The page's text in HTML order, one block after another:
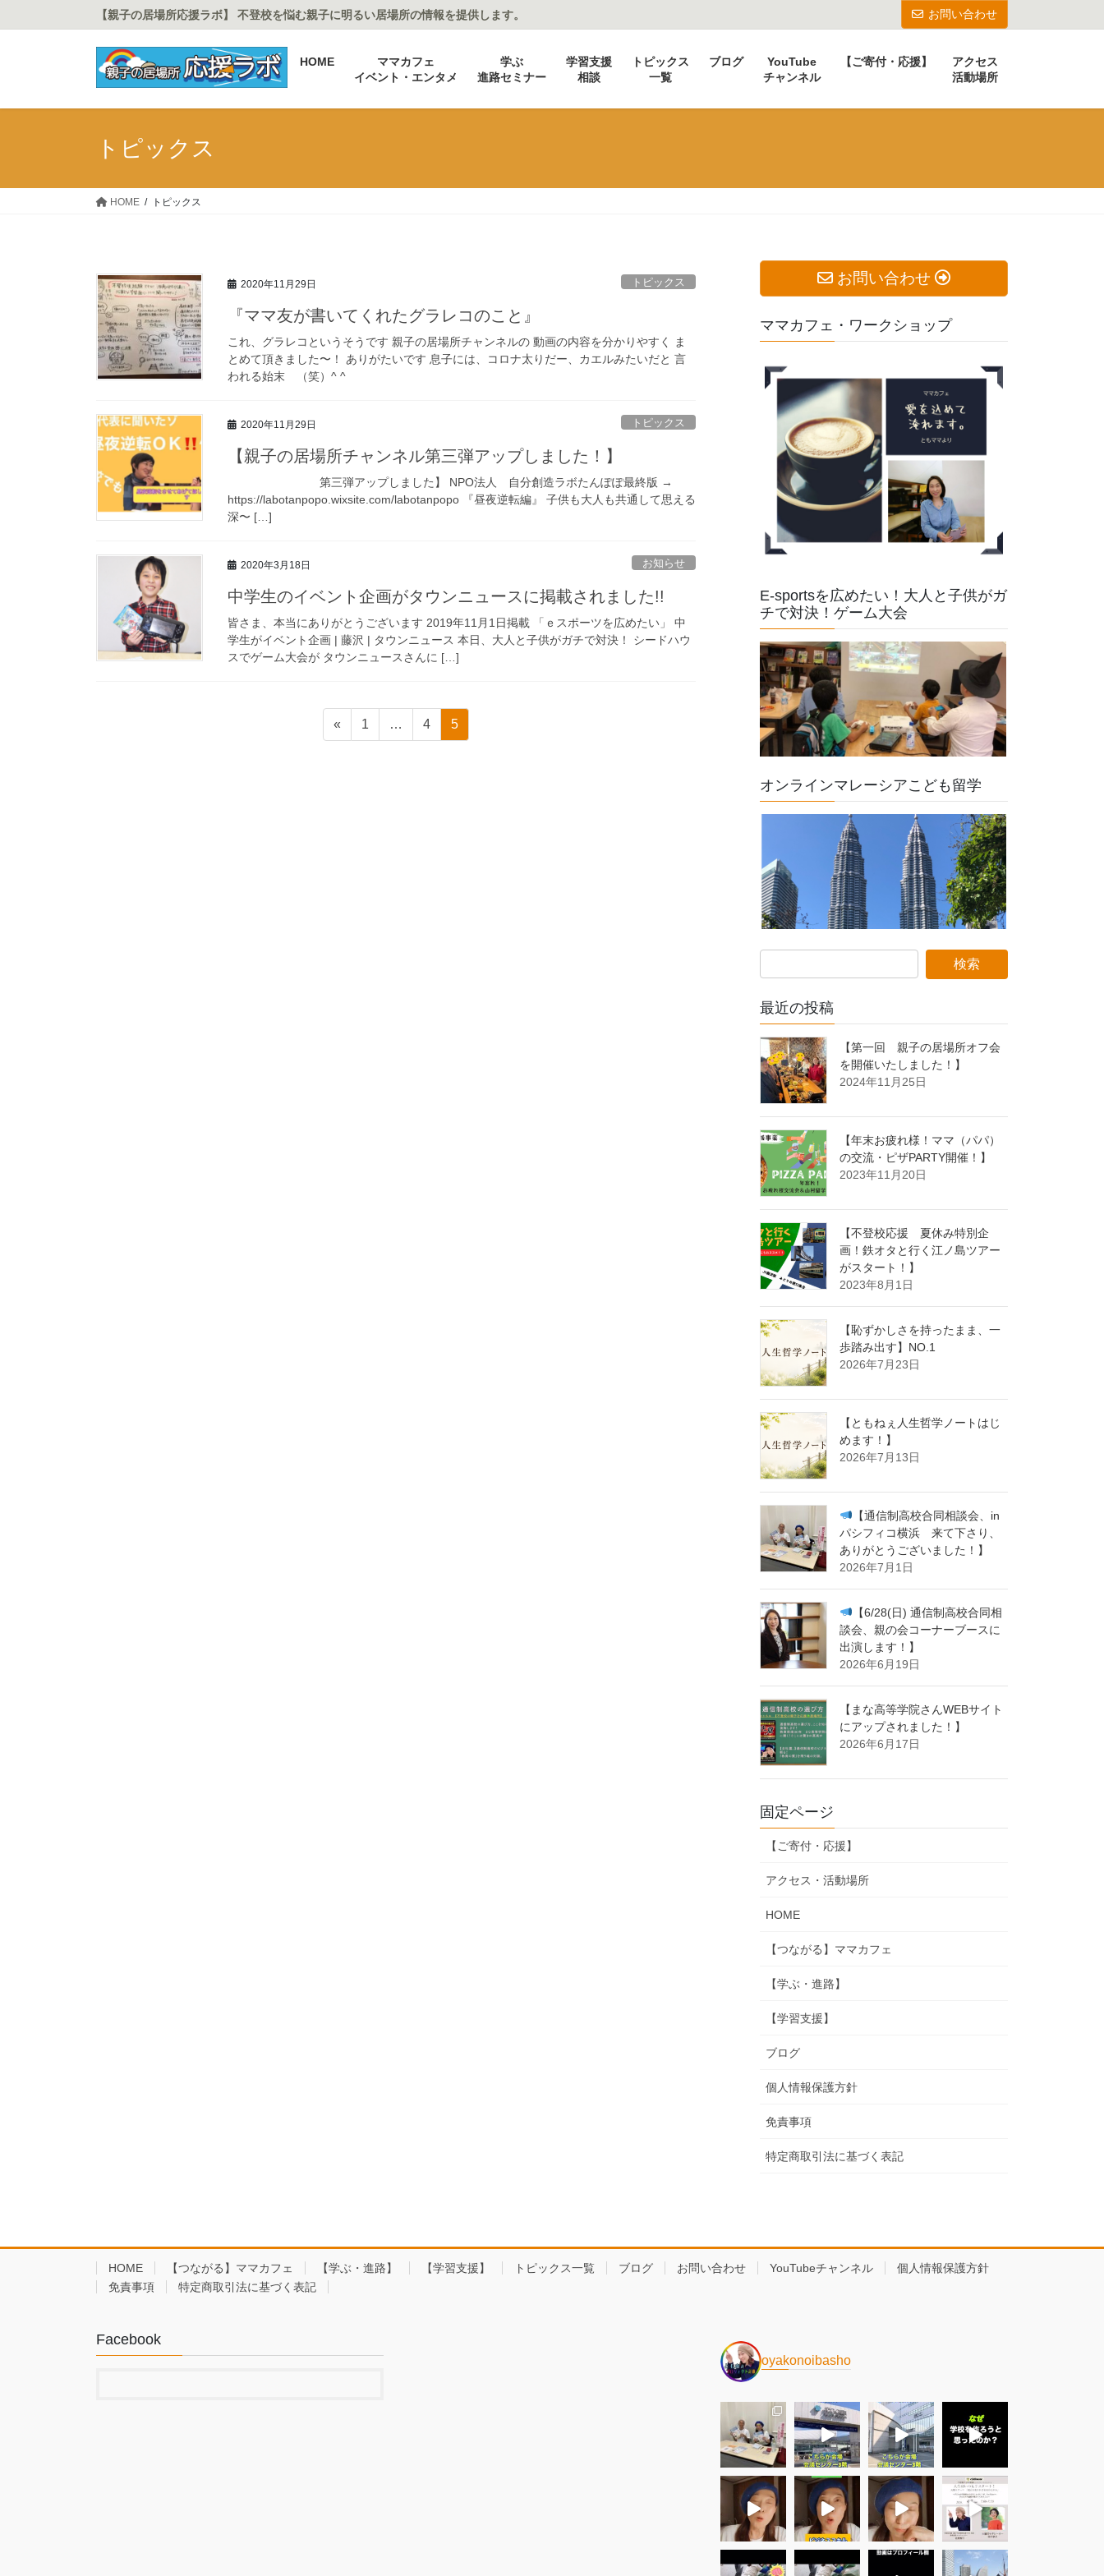
ン
に
ビ
ョ
動
【親子の居場所応援ラボ】 不登校を悩む親子に明るい居場所の情報を提供します。 お問い合わせ
HOME
ママカフェ
イベント・エンタメ
学ぶ
進路セミナー
学習支援
相談
トピックス
一覧
ブログ
YouTube
チャンネル
【ご寄付・応援】
アクセス
活動場所
トピックス
HOME トピックス
2020年11月29日 トピックス
『ママ友が書いてくれたグラレコのこと』
これ、グラレコというそうです 親子の居場所チャンネルの 動画の内容を分かりやすく ま
とめて頂きました〜！ ありがたいです 息子には、コロナ太りだー、カエルみたいだと 言
われる始末 （笑）^ ^
2020年11月29日 トピックス
【親子の居場所チャンネル第三弾アップしました！】
第三弾アップしました】 NPO法人 自分創造ラボたんぽぽ最終版 →
https://labotanpopo.wixsite.com/labotanpopo 『昼夜逆転編』 子供も大人も共通して思える
深〜 […]
2020年3月18日 お知らせ
中学生のイベント企画がタウンニュースに掲載されました!!
皆さま、本当にありがとうございます 2019年11月1日掲載 「ｅスポーツを広めたい」 中
学生がイベント企画 | 藤沢 | タウンニュース 本日、大人と子供がガチで対決！ シードハウ
スでゲーム大会が タウンニュースさんに […]
«
ペ
ー
1 …
ペ
ー
4
ペ
ー
5
お問い合わせ
ママカフェ・ワークショップ
E-sportsを広めたい！大人と子供がガ
チで対決！ゲーム大会
オンラインマレーシアこども留学
最近の投稿
【第一回 親子の居場所オフ会
を開催いたしました！】
2024年11月25日
【年末お疲れ様！ママ（パパ）
の交流・ピザPARTY開催！】
2023年11月20日
【不登校応援 夏休み特別企
画！鉄オタと行く江ノ島ツアー
がスタート！】
2023年8月1日
【恥ずかしさを持ったまま、一
歩踏み出す】NO.1
2026年7月23日
【ともねぇ人生哲学ノートはじ
めます！】
2026年7月13日
【通信制高校合同相談会、in
パシフィコ横浜 来て下さり、
ありがとうございました！】
2026年7月1日
【6/28(日) 通信制高校合同相
談会、親の会コーナーブースに
出演します！】
2026年6月19日
【まな高等学院さんWEBサイト
にアップされました！】
2026年6月17日
固定ページ
【ご寄付・応援】
アクセス・活動場所
HOME
【つながる】ママカフェ
【学ぶ・進路】
【学習支援】
ブログ
個人情報保護方針
免責事項
特定商取引法に基づく表記
HOME 【つながる】ママカフェ 【学ぶ・進路】 【学習支援】 トピックス一覧 ブログ お問い合わせ YouTubeチャンネル
個人情報保護方針
免責事項
特定商取引法に基づく表記
Facebook
oyakonoibasho